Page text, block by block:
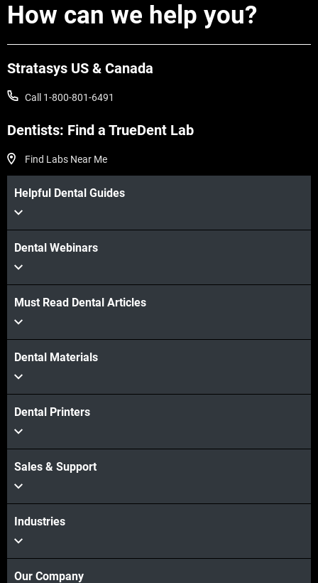
もっと見る
もっと見る
How can we help you?
Stratasys US & Canada
Call 1-800-801-6491
Dentists: Find a TrueDent Lab
Find Labs Near Me
Helpful Dental Guides
Dental Webinars
Must Read Dental Articles
Dental Materials
Dental Printers
Sales & Support
Industries
Our Company